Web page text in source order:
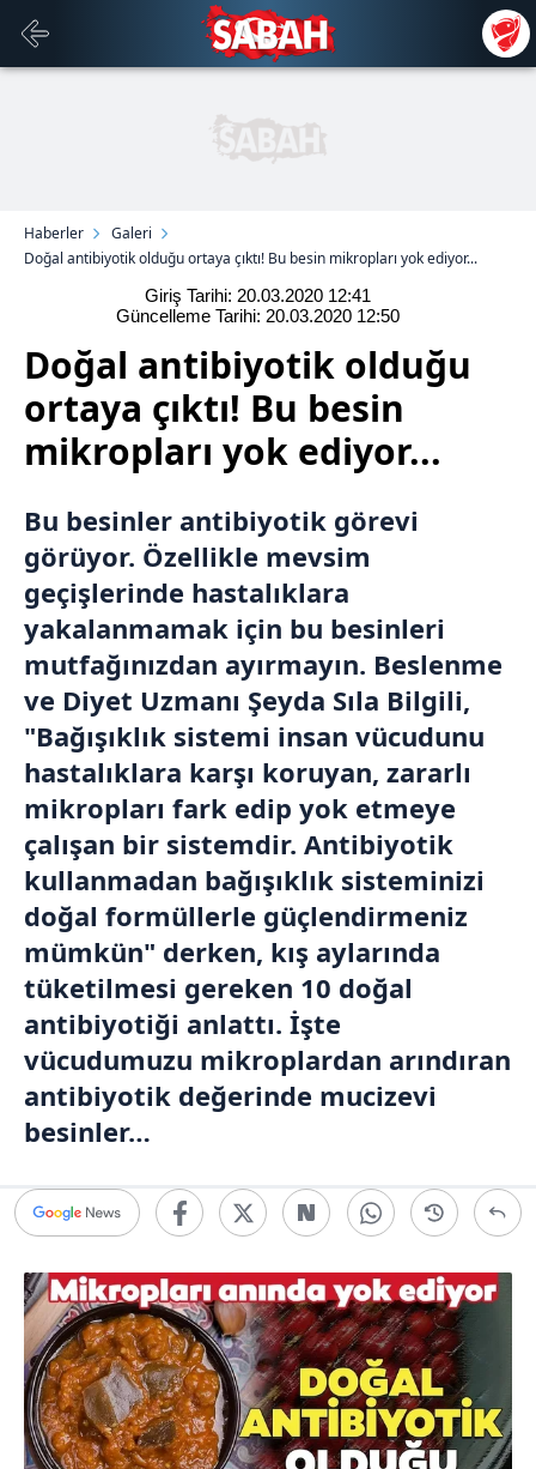
Haberler
Galeri
Doğal antibiyotik olduğu ortaya çıktı! Bu besin mikropları yok ediyor...
Giriş Tarihi: 20.03.2020 12:41
Güncelleme Tarihi: 20.03.2020 12:50
Doğal antibiyotik olduğu
ortaya çıktı! Bu besin
mikropları yok ediyor...
Bu besinler antibiyotik görevi
görüyor. Özellikle mevsim
geçişlerinde hastalıklara
yakalanmamak için bu besinleri
mutfağınızdan ayırmayın. Beslenme
ve Diyet Uzmanı Şeyda Sıla Bilgili,
"Bağışıklık sistemi insan vücudunu
hastalıklara karşı koruyan, zararlı
mikropları fark edip yok etmeye
çalışan bir sistemdir. Antibiyotik
kullanmadan bağışıklık sisteminizi
doğal formüllerle güçlendirmeniz
mümkün" derken, kış aylarında
tüketilmesi gereken 10 doğal
antibiyotiği anlattı. İşte
vücudumuzu mikroplardan arındıran
antibiyotik değerinde mucizevi
besinler…